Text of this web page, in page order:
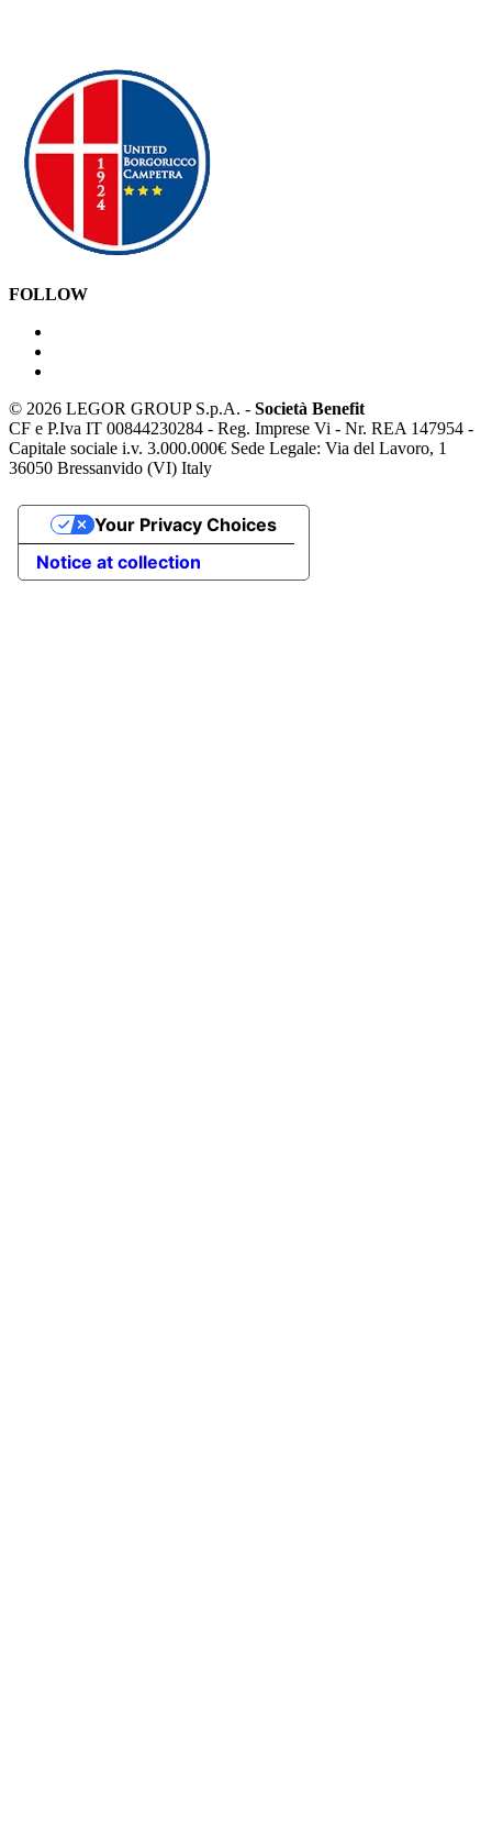
FOLLOW
© 2026 LEGOR GROUP S.p.A. - Società Benefit
CF e P.Iva IT 00844230284 - Reg. Imprese Vi - Nr. REA 147954 -
Capitale sociale i.v. 3.000.000€ Sede Legale: Via del Lavoro, 1
36050 Bressanvido (VI) Italy
Notice at collection
Your Privacy Choices